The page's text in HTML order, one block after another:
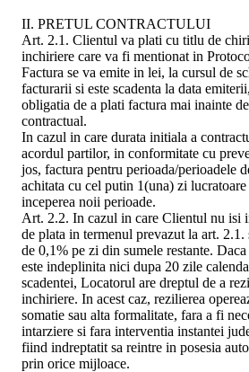
II. PRETUL CONTRACTULUI
Art. 2.1. Clientul va plati cu titlu de
inchiriere care va fi mentionat in
Factura se va emite in lei, la cursul de
facturarii si este scadenta la data
obligatia de a plati factura mai inainte
contractual.
In cazul in care durata initiala a
acordul partilor, in conformitate cu
jos, factura pentru perioada/perioadele
achitata cu cel putin 1(una) zi
inceperea noii perioade.
Art. 2.2. In cazul in care Clientul nu isi
de plata in termenul prevazut la art.
de 0,1% pe zi din sumele restante.
este indeplinita nici dupa 20 zile
scadentei, Locatorul are dreptul de a
inchiriere. In acest caz, rezilierea
somatie sau alta formalitate, fara a fi
intarziere si fara interventia instantei
fiind indreptatit sa reintre in posesia
prin orice mijloace.